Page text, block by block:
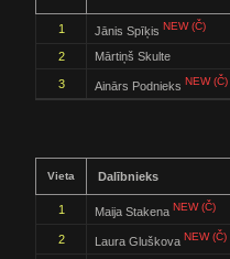
1 Jānis Spīķis NEW (Č)
2 Mārtiņš Skulte
3 Ainārs Podnieks NEW (Č)
Vieta Dalībnieks
1 Maija Stakena NEW (Č)
2 Laura Gluškova NEW (Č)